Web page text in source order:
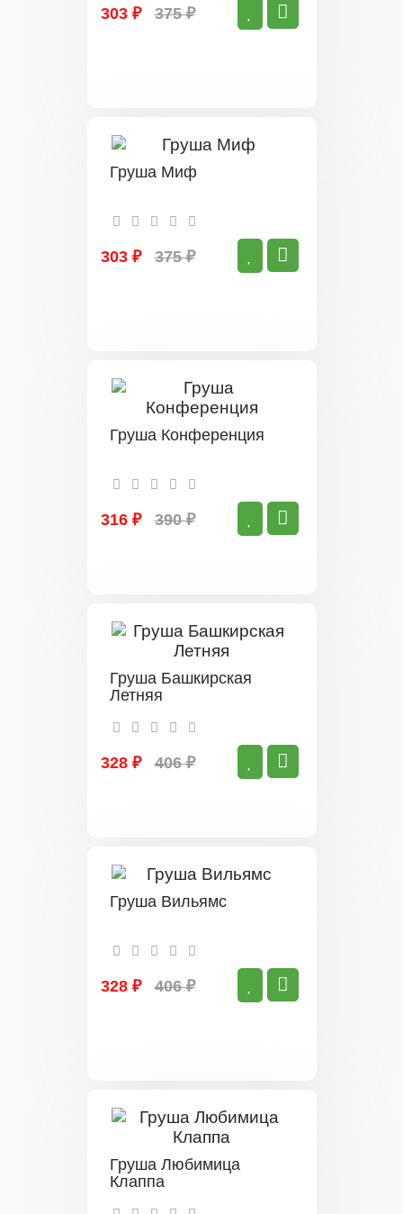
303 ₽ 375 ₽
Груша Миф
303 ₽ 375 ₽
Груша Конференция
316 ₽ 390 ₽
Груша Башкирская
Летняя
328 ₽ 406 ₽
Груша Вильямс
328 ₽ 406 ₽
Груша Любимица
Клаппа